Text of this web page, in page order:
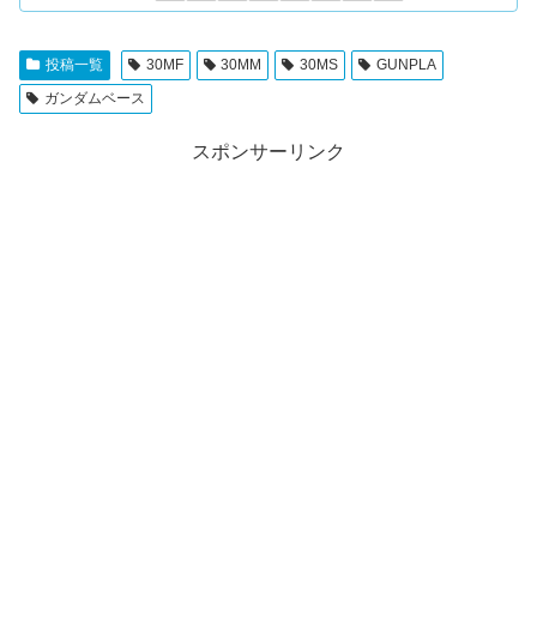
投稿一覧 30MF 30MM 30MS
GUNPLA
ガンダムベース
スポンサーリンク